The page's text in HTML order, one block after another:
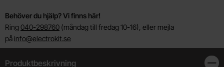
Behöver du hjälp? Vi finns här!
Ring 040-298760 (måndag till fredag 10-16), eller mejla
på info@electrokit.se
Produktbeskrivning